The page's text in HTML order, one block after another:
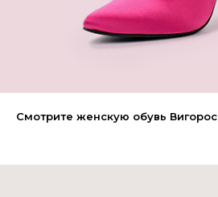
Смотрите женскую обувь Вигорос